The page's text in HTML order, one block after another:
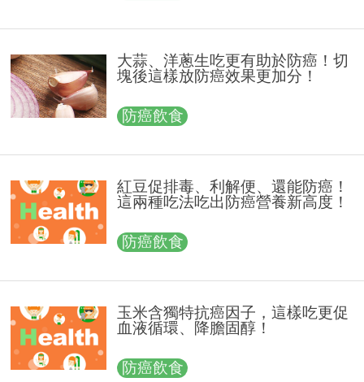
大蒜、洋蔥生吃更有助於防癌！切
塊後這樣放防癌效果更加分！
防癌飲食
紅豆促排毒、利解便、還能防癌！
這兩種吃法吃出防癌營養新高度！
防癌飲食
玉米含獨特抗癌因子，這樣吃更促
血液循環、降膽固醇！
防癌飲食